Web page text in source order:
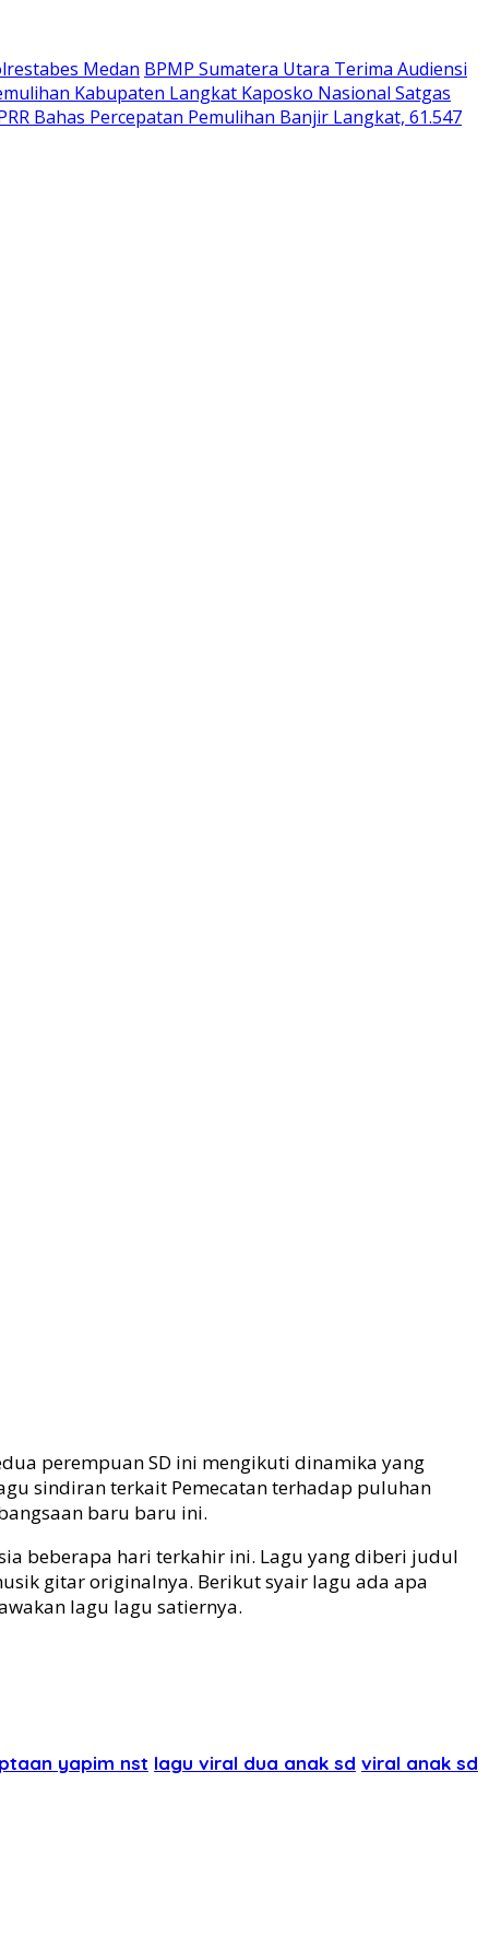
Medan BPMP Sumatera Utara Terima Audiensi
Kabupaten Langkat Kaposko Nasional Satgas
Bahas Percepatan Pemulihan Banjir Langkat, 61.547
perempuan SD ini mengikuti dinamika yang
sindiran terkait Pemecatan terhadap puluhan
baru baru ini.
beberapa hari terkahir ini. Lagu yang diberi judul
gitar originalnya. Berikut syair lagu ada apa
lagu lagu satiernya.
yapim nst lagu viral dua anak sd viral anak sd